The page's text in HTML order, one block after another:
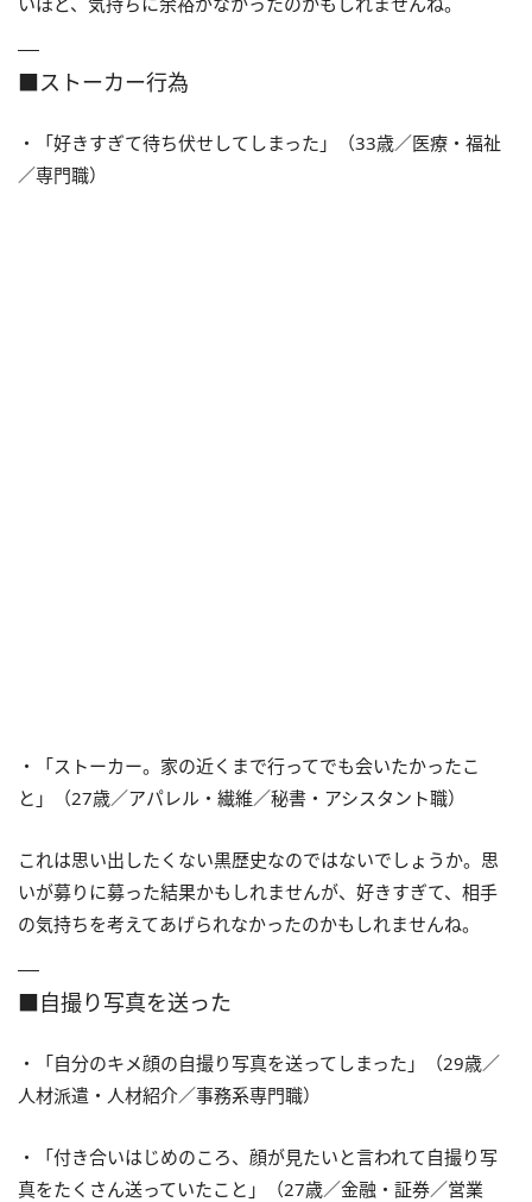
■ストーカー行為
・「好きすぎて待ち伏せしてしまった」（33歳／医療・福祉
／専門職）
・「ストーカー。家の近くまで行ってでも会いたかったこ
と」（27歳／アパレル・繊維／秘書・アシスタント職）
これは思い出したくない黒歴史なのではないでしょうか。思
いが募りに募った結果かもしれませんが、好きすぎて、相手
の気持ちを考えてあげられなかったのかもしれませんね。
■自撮り写真を送った
・「自分のキメ顔の自撮り写真を送ってしまった」（29歳／
人材派遣・人材紹介／事務系専門職）
・「付き合いはじめのころ、顔が見たいと言われて自撮り写
真をたくさん送っていたこと」（27歳／金融・証券／営業